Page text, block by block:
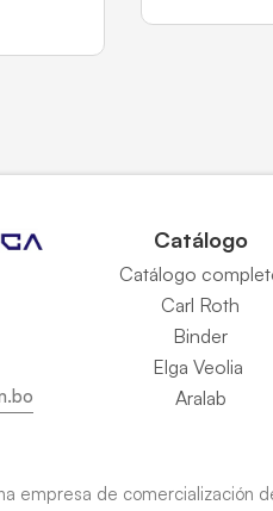
Catálogo
Catálogo
Carl Roth
Binder
Elga Veolia
Aralab
empresa de comercialización